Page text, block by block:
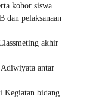
kohor siswa
dan pelaksanaan
akhir
antar
Kegiatan bidang